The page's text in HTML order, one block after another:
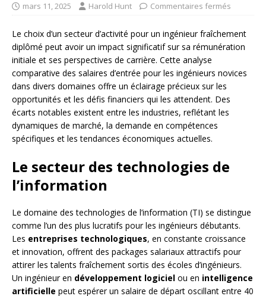
mars 11, 2025 Harold Hunt Commentaires fermés
Le choix d’un secteur d’activité pour un ingénieur fraîchement
diplômé peut avoir un impact significatif sur sa rémunération
initiale et ses perspectives de carrière. Cette analyse
comparative des salaires d’entrée pour les ingénieurs novices
dans divers domaines offre un éclairage précieux sur les
opportunités et les défis financiers qui les attendent. Des
écarts notables existent entre les industries, reflétant les
dynamiques de marché, la demande en compétences
spécifiques et les tendances économiques actuelles.
Le secteur des technologies de
l’information
Le domaine des technologies de l’information (TI) se distingue
comme l’un des plus lucratifs pour les ingénieurs débutants.
Les entreprises technologiques, en constante croissance
et innovation, offrent des packages salariaux attractifs pour
attirer les talents fraîchement sortis des écoles d’ingénieurs.
Un ingénieur en développement logiciel ou en intelligence
artificielle peut espérer un salaire de départ oscillant entre 40